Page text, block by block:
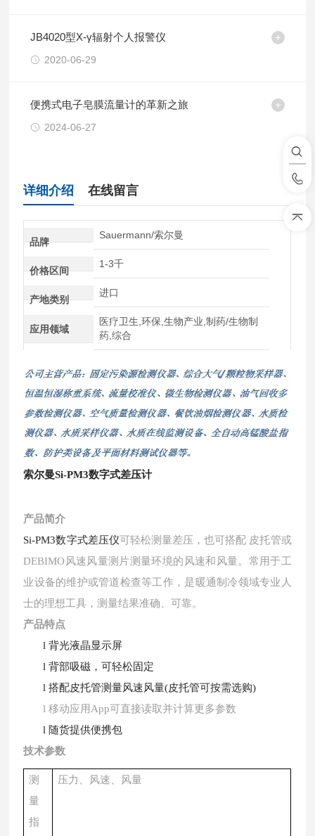
JB4020型X-γ辐射个人报警仪
2020-06-29
便携式电子皂膜流量计的革新之旅
2024-06-27
详细介绍 在线留言
品牌
Sauermann/索尔曼
价格区间
1-3千
产地类别
进口
应用领域
医疗卫生,环保,生物产业,制药/生物制
药,综合
索尔曼Si-PM3数字式差压计
产品简介
Si-PM3数字式差压仪可轻松测量差压，也可搭配 皮托管或
DEBIMO风速风量测片测量环境的风速和风量。常用于工
业设备的维护或管道检查等工作，是暖通制冷领域专业人
士的理想工具，测量结果准确、可靠。
产品特点
l背光液晶显示屏
l背部吸磁，可轻松固定
l搭配皮托管测量风速风量(皮托管可按需选购)
l移动应用App可直接读取并计算更多参数
l 随货提供便携包
技术参数
测
量
指
压力、风速、风量